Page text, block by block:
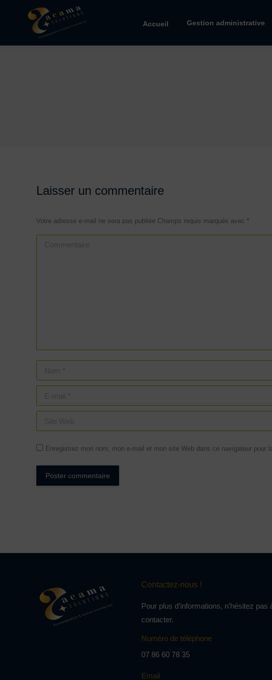
Accueil Gestion administrative
Laisser un commentaire
Votre adresse e-mail ne sera pas publiée Champs requis marqués avec *
Enregistrez mon nom, mon e-mail et mon site Web dans ce navigateur pour
Poster commentaire
Contactez-nous !
Pour plus d’informations, n’hésitez pas
contacter.
Numéro de téléphone
07 86 60 78 35
Email